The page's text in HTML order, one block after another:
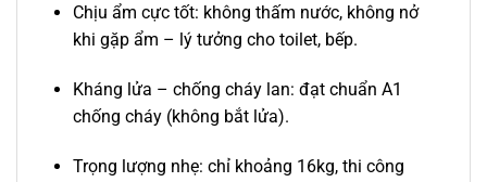
Chịu ẩm cực tốt: không thấm nước, không nở
khi gặp ẩm – lý tưởng cho toilet, bếp.
Kháng lửa – chống cháy lan: đạt chuẩn A1
chống cháy (không bắt lửa).
Trọng lượng nhẹ: chỉ khoảng 16kg, thi công